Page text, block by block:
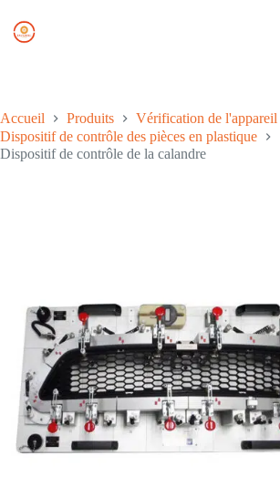
content
Accueil Produits
Vérification de l'appareil
Dispositif de contrôle des pièces en plastique
Dispositif de contrôle de la calandre